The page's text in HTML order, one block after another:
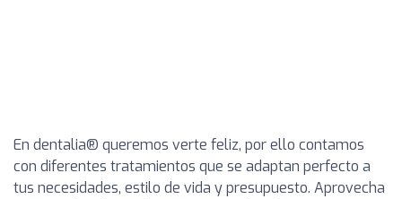
En dentalia® queremos verte feliz, por ello contamos
con diferentes tratamientos que se adaptan perfecto a
tus necesidades, estilo de vida y presupuesto. Aprovecha